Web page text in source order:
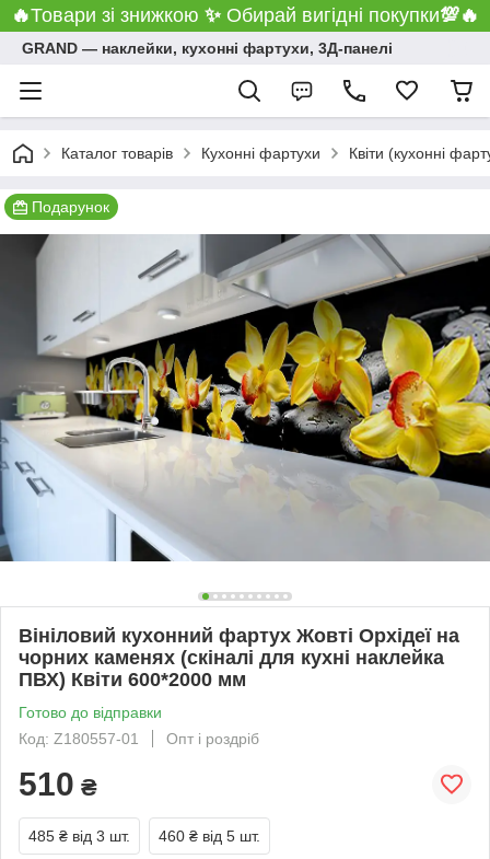
🔥Товари зі знижкою ✨ Обирай вигідні покупки💯🔥
GRAND ― наклейки, кухонні фартухи, 3Д-панелі
Каталог товарів Кухонні фартухи Квіти (кухонні
Подарунок
Вініловий кухонний фартух Жовті Орхідеї на
чорних каменях (скіналі для кухні наклейка
ПВХ) Квіти 600*2000 мм
Готово до відправки
Код: Z180557-01
Опт і роздріб
510 ₴
485 ₴ від 3 шт. 460 ₴ від 5 шт.